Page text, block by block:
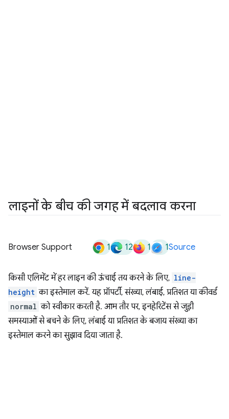
लाइनों के बीच की जगह में बदलाव करना
Browser Support 1 12 1 1Source
किसी एलिमेंट में हर लाइन की ऊंचाई तय करने के लिए, line-
height का इस्तेमाल करें. यह प्रॉपर्टी, संख्या, लंबाई, प्रतिशत या कीवर्ड
normal को स्वीकार करती है. आम तौर पर, इनहेरिटेंस से जुड़ी
समस्याओं से बचने के लिए, लंबाई या प्रतिशत के बजाय संख्या का
इस्तेमाल करने का सुझाव दिया जाता है.